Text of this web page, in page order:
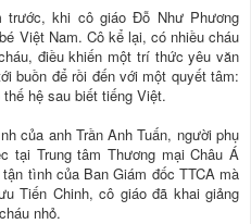
khi cô giáo Đỗ Như Phương
Việt Nam. Cô kể lại, có nhiều cháu
điều khiến một trí thức yêu văn
buồn để rồi đến với một quyết tâm:
hệ sau biết tiếng Việt.
của anh Trần Anh Tuấn, người phụ
tại Trung tâm Thương mại Châu Á
tình của Ban Giám đốc TTCA mà
Tiến Chinh, cô giáo đã khai giảng
nhỏ.